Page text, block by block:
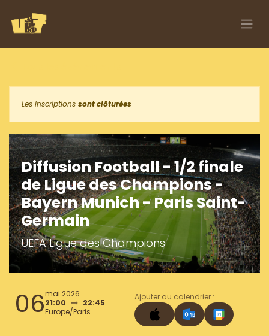
Les inscriptions sont clôturées
Diffusion Football - 1/2 finale
de Ligue des Champions -
Bayern Munich - Paris Saint-
Germain
UEFA Ligue des Champions
06mai 2026
21:00
22:45
Europe/Paris
Ajouter au calendrier :